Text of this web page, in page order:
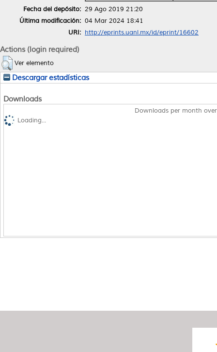
Fecha del depósito: 29 Ago 2019 21:20
Última modificación: 04 Mar 2024 18:41
URI: http://eprints.uanl.mx/id/eprint/16602
Actions (login required)
Ver elemento
Descargar estadísticas
Downloads
Downloads per month
Loading...